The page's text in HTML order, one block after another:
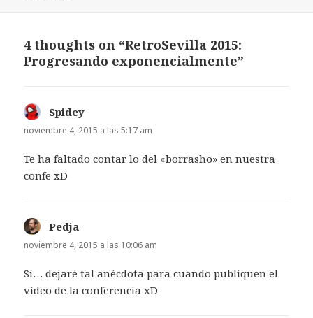
4 thoughts on “RetroSevilla 2015:
Progresando exponencialmente”
Spidey
noviembre 4, 2015 a las 5:17 am
Te ha faltado contar lo del «borrasho» en nuestra
confe xD
Pedja
noviembre 4, 2015 a las 10:06 am
Sí… dejaré tal anécdota para cuando publiquen el
vídeo de la conferencia xD